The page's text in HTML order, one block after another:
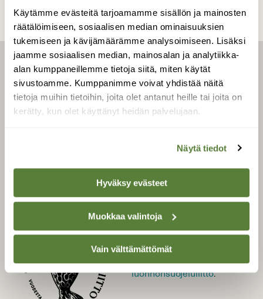
Käytämme evästeitä tarjoamamme sisällön ja mainosten
räätälöimiseen, sosiaalisen median ominaisuuksien
tukemiseen ja kävijämäärämme analysoimiseen. Lisäksi
jaamme sosiaalisen median, mainosalan ja analytiikka-
alan kumppaneillemme tietoja siitä, miten käytät
sivustoamme. Kumppanimme voivat yhdistää näitä
tietoja muihin tietoihin, joita olet antanut heille tai joita on
kerätty, kun olet käyttänyt heidän palvelujaan.
Näytä tiedot
Hyväksy evästeet
Muokkaa valintoja
Vain välttämättömät
LEHTI
Uusin lehti
Tilaa Suomen Luonto
Äänestä parasta juttua
SUOMEN LUONNON­
Suomen Luonto -lehden
kustantaja onSuomen
luonnonsuojelu­liitto.